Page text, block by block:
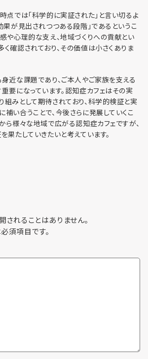
点では「科学的に実証された」と言い切るよ
果が見出されつつある段階」であるというこ
や心理的な支え、地域づくりへの貢献とい
確認されており、その価値は小さくありま
近な課題であり、ご本人やご家族を支える
要になっています。認知症カフェはその実
みとして期待されており、科学的検証と実
い合うことで、今後さらに発展していくこ
ら様々な地域で広がる認知症カフェですが、
果たしていきたいと考えています。
されることはありません。
須項目です。